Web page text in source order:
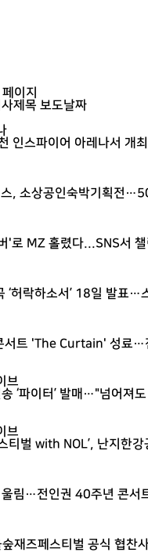
이지
제목 보도날짜
인스파이어 아레나서 개최
, 소상공인숙박기획전
'로 MZ 홀렸다...SNS서
‘허락하소서’ 18일 발표…
서트 'The Curtain' 성료…
브
‘파이터’ 발매…"넘어져
브
티벌 with NOL’, 난지한
림…전인권 40주년 콘서
재즈페스티벌 공식 협찬